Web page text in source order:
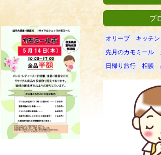
ブ
オリーブ キッチン
先月のカモミール
日帰り旅行 相談